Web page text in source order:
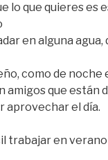
lo que quieres
en alguna agua,
como de noche
amigos que están
aprovechar el día.
trabajar en